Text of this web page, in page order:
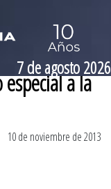
7 de agosto 2026
a la
10 de noviembre de 2013